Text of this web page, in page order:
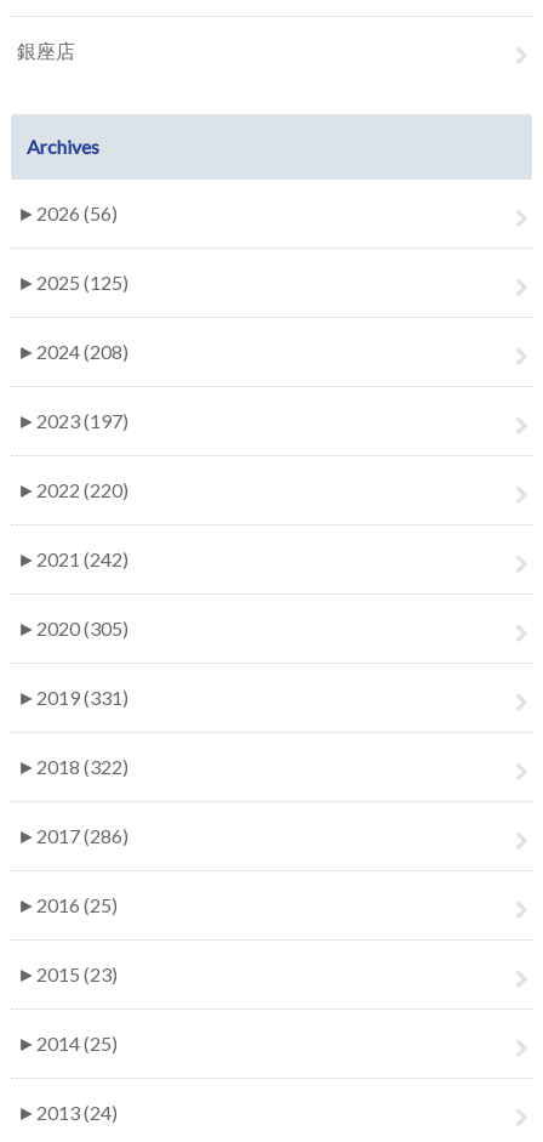
銀座店
Archives
► 2026 (56)
► 2025 (125)
► 2024 (208)
► 2023 (197)
► 2022 (220)
► 2021 (242)
► 2020 (305)
► 2019 (331)
► 2018 (322)
► 2017 (286)
► 2016 (25)
► 2015 (23)
► 2014 (25)
► 2013 (24)